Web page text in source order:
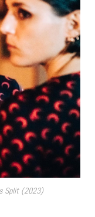
Split (2023)